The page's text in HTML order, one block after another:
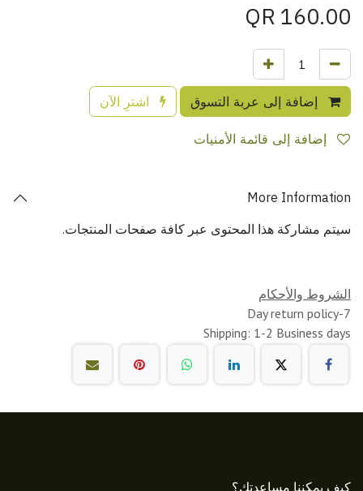
160.00
إضافة إلى عربة التسوق اشترِ الآن
More Information
سيتم مشاركة هذا المحتوى عبر كافة صفحات المنتجات.
الشروط والأحكام
7-Day return policy
Shipping: 1-2 Business days
كيف يمكننا مساعدتك؟